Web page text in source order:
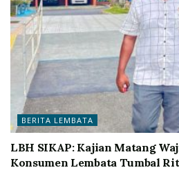
BERITA LEMBATA
LBH SIKAP: Kajian Matang
Konsumen Lembata Tumbal